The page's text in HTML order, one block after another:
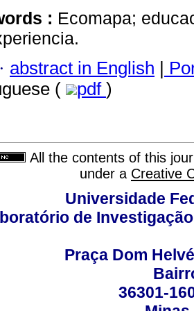
: Ecomapa;
· abstract in English |
(
pdf )
All the contents of this
under a Creative
Universidade
de
Praça Dom
36301-